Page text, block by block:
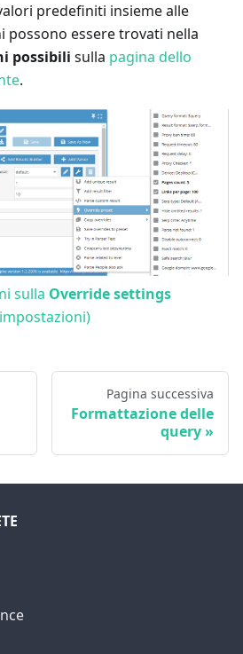
predefiniti insieme alle
possono essere trovati nella
possibili sulla pagina dello
.
sulla Override settings
Pagina successiva
Formattazione delle
query